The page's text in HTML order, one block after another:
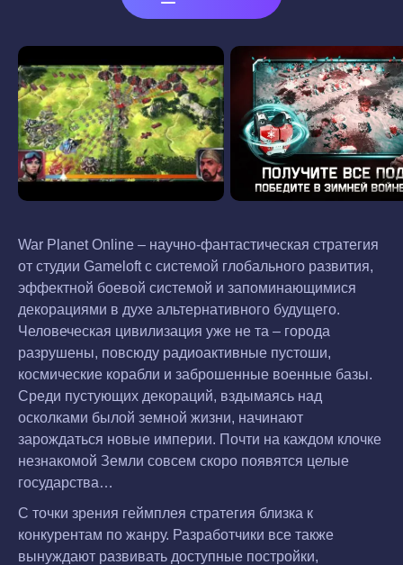
War Planet Online – научно-фантастическая стратегия
от студии Gameloft с системой глобального развития,
эффектной боевой системой и запоминающимися
декорациями в духе альтернативного будущего.
Человеческая цивилизация уже не та – города
разрушены, повсюду радиоактивные пустоши,
космические корабли и заброшенные военные базы.
Среди пустующих декораций, вздымаясь над
осколками былой земной жизни, начинают
зарождаться новые империи. Почти на каждом клочке
незнакомой Земли совсем скоро появятся целые
государства…
С точки зрения геймплея стратегия близка к
конкурентам по жанру. Разработчики все также
вынуждают развивать доступные постройки,